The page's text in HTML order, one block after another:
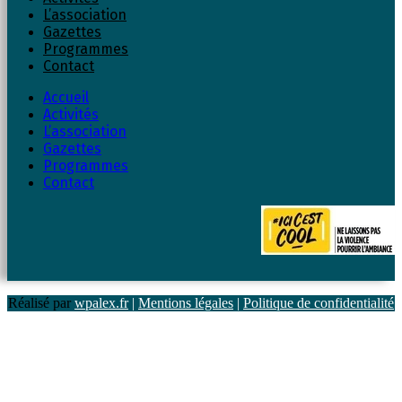
L’association
Gazettes
Programmes
Contact
Accueil
Activités
L’association
Gazettes
Programmes
Contact
Réalisé par wpalex.fr| Mentions légales | Politique de confidentialité